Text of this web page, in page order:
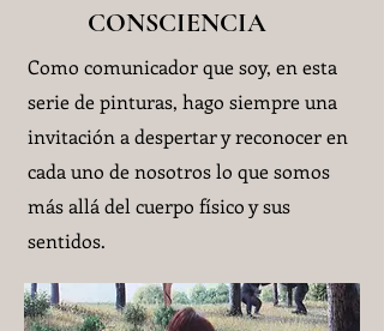
CONSCIENCIA
Como comunicador que soy, en esta
serie de pinturas, hago siempre una
invitación a despertar y reconocer en
cada uno de nosotros lo que somos
más allá del cuerpo físico y sus
sentidos.